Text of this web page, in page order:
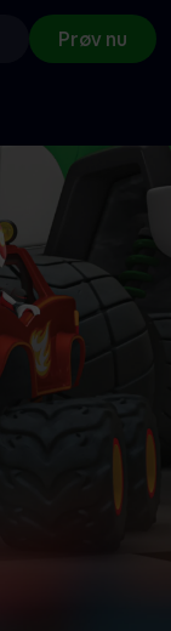
Prøv nu